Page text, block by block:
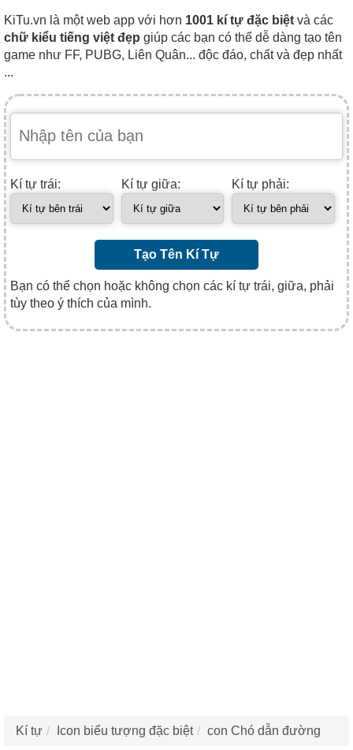
KiTu.vn là một web app với hơn 1001 kí tự đặc biệt và các
chữ kiểu tiếng việt đẹp giúp các bạn có thể dễ dàng tạo tên
game như FF, PUBG, Liên Quân... độc đáo, chất và đẹp nhất
...
Kí tự trái: Kí tự giữa: Kí tự phải:
Tạo Tên Kí Tự
Bạn có thể chọn hoặc không chọn các kí tự trái, giữa, phải
tùy theo ý thích của mình.
Kí tự Icon biểu tượng đặc biệt con Chó dẫn đường